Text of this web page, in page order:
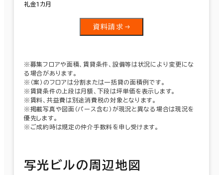
礼金1カ月
資料請求
※募集フロアや面積、賃貸条件、設備等は状況により変更にな
る場合があります。
※（案）のフロアは分割または一括貸の面積例です。
※賃貸条件の上段は月額、下段は坪単価を表示します。
※賃料、共益費は別途消費税の対象となります。
※掲載写真や図面（パース含む）が現況と異なる場合は現況を
優先します。
※ご成約時は規定の仲介手数料を申し受けます。
写光ビルの周辺地図